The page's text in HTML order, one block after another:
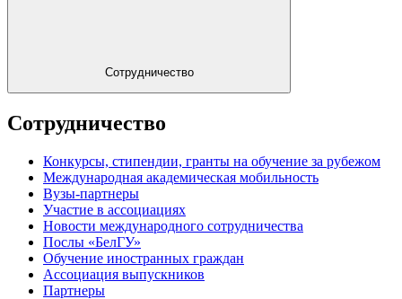
Сотрудничество
Сотрудничество
Конкурсы, стипендии, гранты на обучение за рубежом
Международная академическая мобильность
Вузы-партнеры
Участие в ассоциациях
Новости международного сотрудничества
Послы «БелГУ»
Обучение иностранных граждан
Ассоциация выпускников
Партнеры